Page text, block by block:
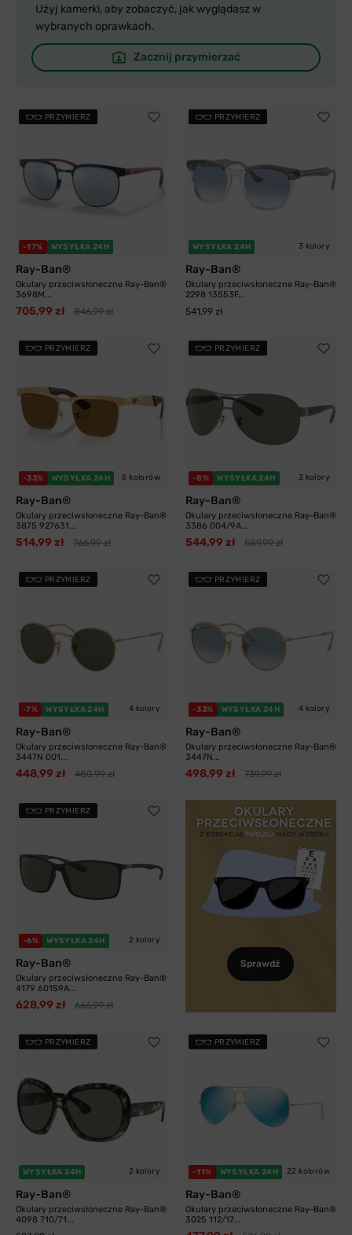
Użyj kamerki, aby zobaczyć, jak wyglądasz w
wybranych oprawkach.
Zacznij przymierzać
PRZYMIERZ
-17% WYSYŁKA 24H
Ray-Ban®
Okulary przeciwsłoneczne Ray-Ban®
3698M...
705,99 zł 846,99 zł
PRZYMIERZ
WYSYŁKA 24H 3 kolory
Ray-Ban®
Okulary przeciwsłoneczne Ray-Ban®
2298 13553F...
541,99 zł
PRZYMIERZ
-33% WYSYŁKA 24H 5 kolorów
Ray-Ban®
Okulary przeciwsłoneczne Ray-Ban®
3875 927631...
514,99 zł 766,99 zł
PRZYMIERZ
-8% WYSYŁKA 24H 3 kolory
Ray-Ban®
Okulary przeciwsłoneczne Ray-Ban®
3386 004/9A...
544,99 zł 589,99 zł
PRZYMIERZ
-7% WYSYŁKA 24H 4 kolory
Ray-Ban®
Okulary przeciwsłoneczne Ray-Ban®
3447N 001...
448,99 zł 480,99 zł
PRZYMIERZ
-33% WYSYŁKA 24H 4 kolory
Ray-Ban®
Okulary przeciwsłoneczne Ray-Ban®
3447N...
498,99 zł 739,99 zł
PRZYMIERZ
-6% WYSYŁKA 24H 2 kolory
Ray-Ban®
Okulary przeciwsłoneczne Ray-Ban®
4179 601S9A...
628,99 zł 666,99 zł
Sprawdź
PRZYMIERZ
WYSYŁKA 24H 2 kolory
Ray-Ban®
Okulary przeciwsłoneczne Ray-Ban®
4098 710/71...
PRZYMIERZ
-11% WYSYŁKA 24H 22 kolorów
Ray-Ban®
Okulary przeciwsłoneczne Ray-Ban®
3025 112/17...